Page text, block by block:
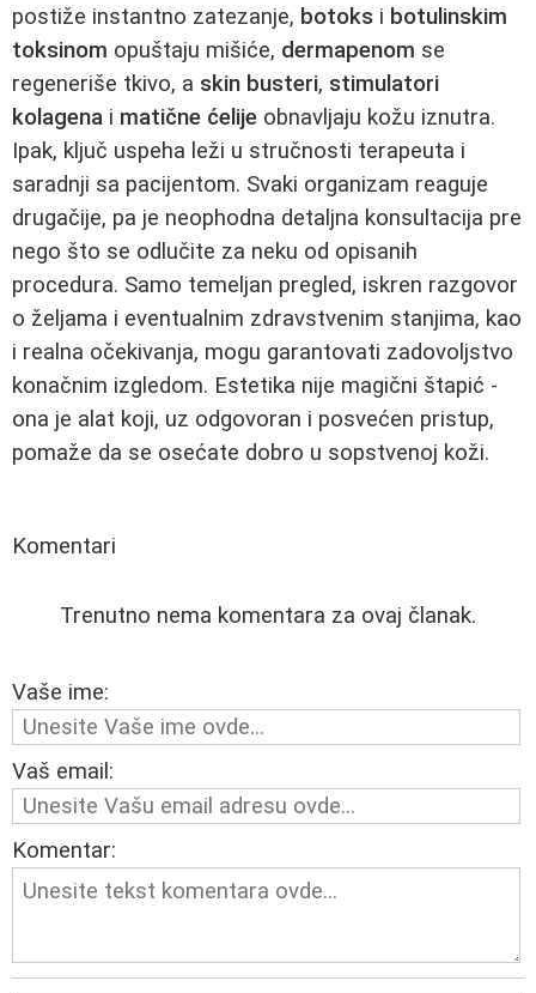
postiže instantno zatezanje, botoks i botulinskim
toksinom opuštaju mišiće, dermapenom se
regeneriše tkivo, a skin busteri, stimulatori
kolagena i matične ćelije obnavljaju kožu iznutra.
Ipak, ključ uspeha leži u stručnosti terapeuta i
saradnji sa pacijentom. Svaki organizam reaguje
drugačije, pa je neophodna detaljna konsultacija pre
nego što se odlučite za neku od opisanih
procedura. Samo temeljan pregled, iskren razgovor
o željama i eventualnim zdravstvenim stanjima, kao
i realna očekivanja, mogu garantovati zadovoljstvo
konačnim izgledom. Estetika nije magični štapić -
ona je alat koji, uz odgovoran i posvećen pristup,
pomaže da se osećate dobro u sopstvenoj koži.
Komentari
Trenutno nema komentara za ovaj članak.
Vaše ime:
Vaš email:
Komentar: